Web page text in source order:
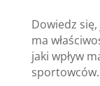
Dowiedz
ma
jaki wpływ
sportowców.